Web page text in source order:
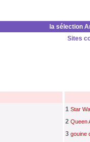
la sélection
Sites
1 Star
2 Queen
3 gouine